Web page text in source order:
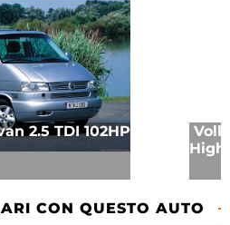
2.5 TDI 102HP
CON QUESTO AUTO